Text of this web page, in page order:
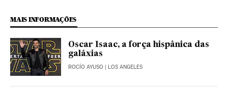
MAIS INFORMAÇÕES
Oscar Isaac, a força hispânica das
galáxias
ROCÍO AYUSO | LOS ANGELES